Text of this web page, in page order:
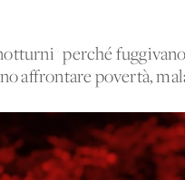
perché
affrontare povertà,